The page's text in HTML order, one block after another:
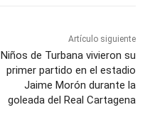
Artículo siguiente
Niños de Turbana vivieron su
primer partido en el estadio
Jaime Morón durante la
goleada del Real Cartagena